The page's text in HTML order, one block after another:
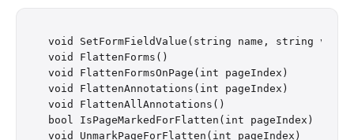
void SetFormFieldValue(string name, string
void FlattenForms()
void FlattenFormsOnPage(int pageIndex)
void FlattenAnnotations(int pageIndex)
void FlattenAllAnnotations()
bool IsPageMarkedForFlatten(int pageIndex)